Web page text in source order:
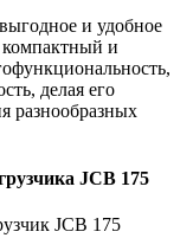
и удобное
компактный и
делая его
разнообразных
JCB 175
JCB 175